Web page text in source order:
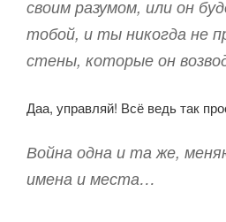
своим разумом, или он
тобой, и ты никогда не
стены, которые он
Даа, управляй! Всё ведь так
Война одна и та же,
имена и места…